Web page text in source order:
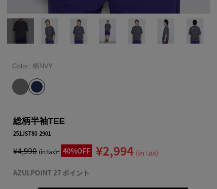
Color: 柄NVY
総柄半袖TEE
251JST80-2901
¥4,990 (in tax) 40%OFF ¥2,994 (in tax)
AZULPOINT 27 ポイント